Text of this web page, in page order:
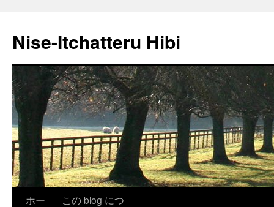
Nise-Itchatteru Hibi
ホー
この blog につ